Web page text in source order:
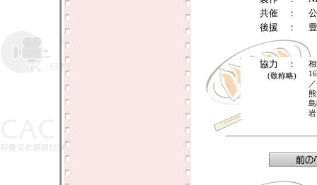
共催 ：
後援 ：
協力 ：
(敬称略)